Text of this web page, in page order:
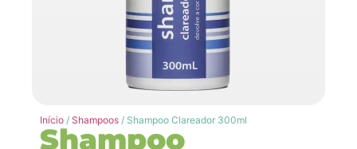
Início / Shampoos / Shampoo Clareador 300ml
Shampoo